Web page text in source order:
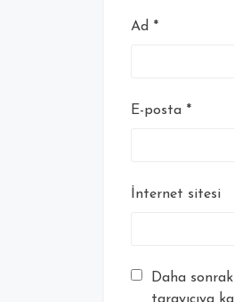
Ad *
E-posta *
İnternet sitesi
Daha